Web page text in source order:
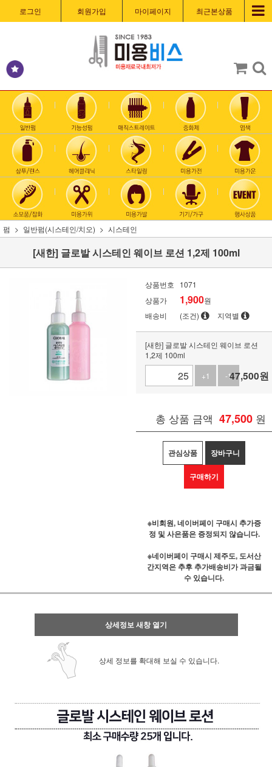
로그인 회원가입 마이페이지 최근본상품
펌 일반펌(시스테인/치오) 시스테인
[새한] 글로발 시스테인 웨이브 로션 1,2제 100ml
상품번호
1071
상품가
1,900원
배송비
(조건) 지역별
[새한] 글로발 시스테인 웨이브 로션
1,2제 100ml
+1
-147,500원
총 상품 금액 47,500 원
관심상품 장바구니
구매하기
※비회원, 네이버페이 구매시 추가증
정 및 사은품은 증정되지 않습니다.
※네이버페이 구매시 제주도, 도서산
간지역은 추후 추가배송비가 과금될
수 있습니다.
상세정보 새창 열기
상세 정보를 확대해 보실 수 있습니다.